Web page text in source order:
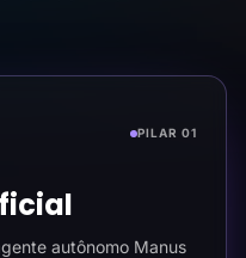
PILAR 01
autônomo Manus